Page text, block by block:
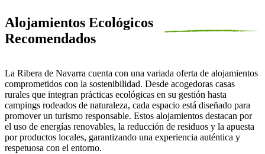
Alojamientos Ecológicos
Recomendados
La Ribera de Navarra cuenta con una variada oferta de alojamientos
comprometidos con la sostenibilidad. Desde acogedoras casas
rurales que integran prácticas ecológicas en su gestión hasta
campings rodeados de naturaleza, cada espacio está diseñado para
promover un turismo responsable. Estos alojamientos destacan por
el uso de energías renovables, la reducción de residuos y la apuesta
por productos locales, garantizando una experiencia auténtica y
respetuosa con el entorno.